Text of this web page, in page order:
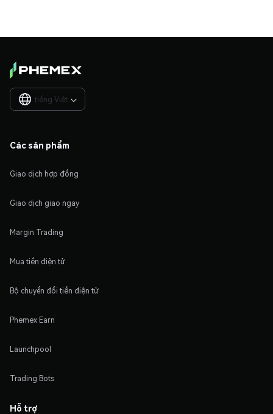
tiếng Việt 
Các sản phẩm
Giao dịch hợp đồng
Giao dịch giao ngay
Margin Trading
Mua tiền điện tử
Bộ chuyển đổi tiền điện tử
Phemex Earn
Launchpool
Trading Bots
Hỗ trợ